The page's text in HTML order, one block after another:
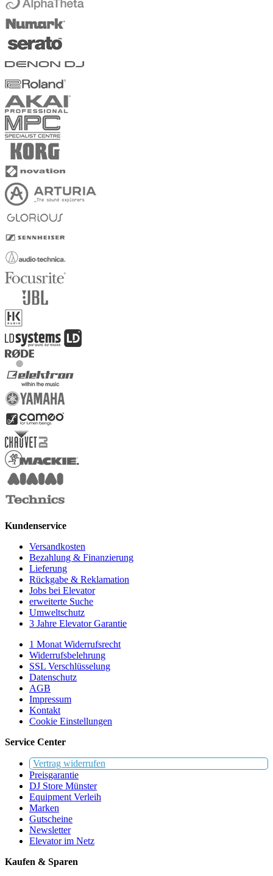
Kundenservice
Versandkosten
Bezahlung & Finanzierung
Lieferung
Rückgabe & Reklamation
Jobs bei Elevator
erweiterte Suche
Umweltschutz
3 Jahre Elevator Garantie
1 Monat Widerrufsrecht
Widerrufsbelehrung
SSL Verschlüsselung
Datenschutz
AGB
Impressum
Kontakt
Cookie Einstellungen
Service Center
Vertrag widerrufen
Preisgarantie
DJ Store Münster
Equipment Verleih
Marken
Gutscheine
Newsletter
Elevator im Netz
Kaufen & Sparen